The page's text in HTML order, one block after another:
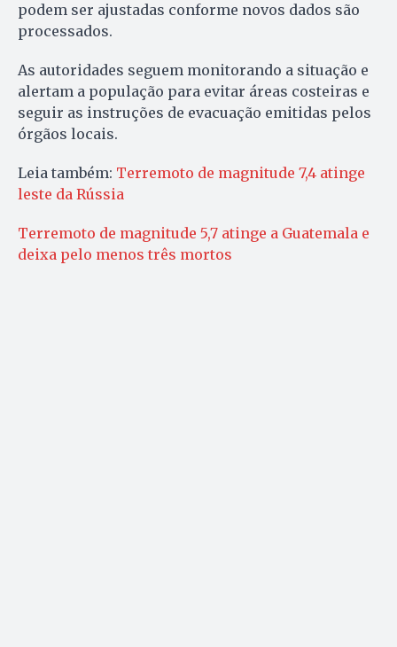
podem ser ajustadas conforme novos dados são
processados.
As autoridades seguem monitorando a situação e
alertam a população para evitar áreas costeiras e
seguir as instruções de evacuação emitidas pelos
órgãos locais.
Leia também: Terremoto de magnitude 7,4 atinge
leste da Rússia
Terremoto de magnitude 5,7 atinge a Guatemala e
deixa pelo menos três mortos